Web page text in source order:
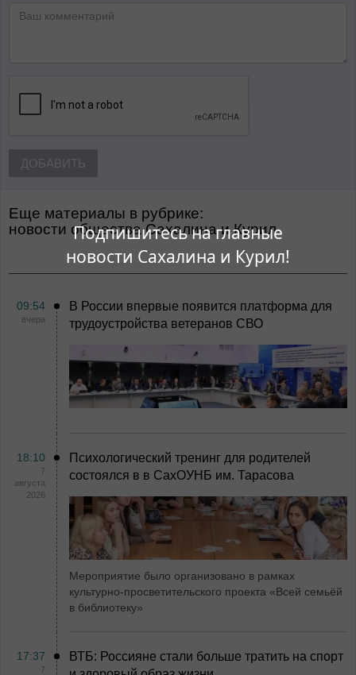
Подпишитесь на главные
новости Сахалина и Курил!
ДОБАВИТЬ
Еще материалы в рубрике:
Новости общества Сахалина и Курил
09:54
вчера
В России впервые появится платформа для
трудоустройства ветеранов СВО
18:10
7
августа
2026
Психологический тренинг для родителей
состоялся в в СахОУНБ им. Тарасова
Мероприятие было организовано в рамках
культурно-просветительского проекта «Всей семьёй
в библиотеку»
17:37
7
ВТБ: Россияне стали больше тратить на спорт